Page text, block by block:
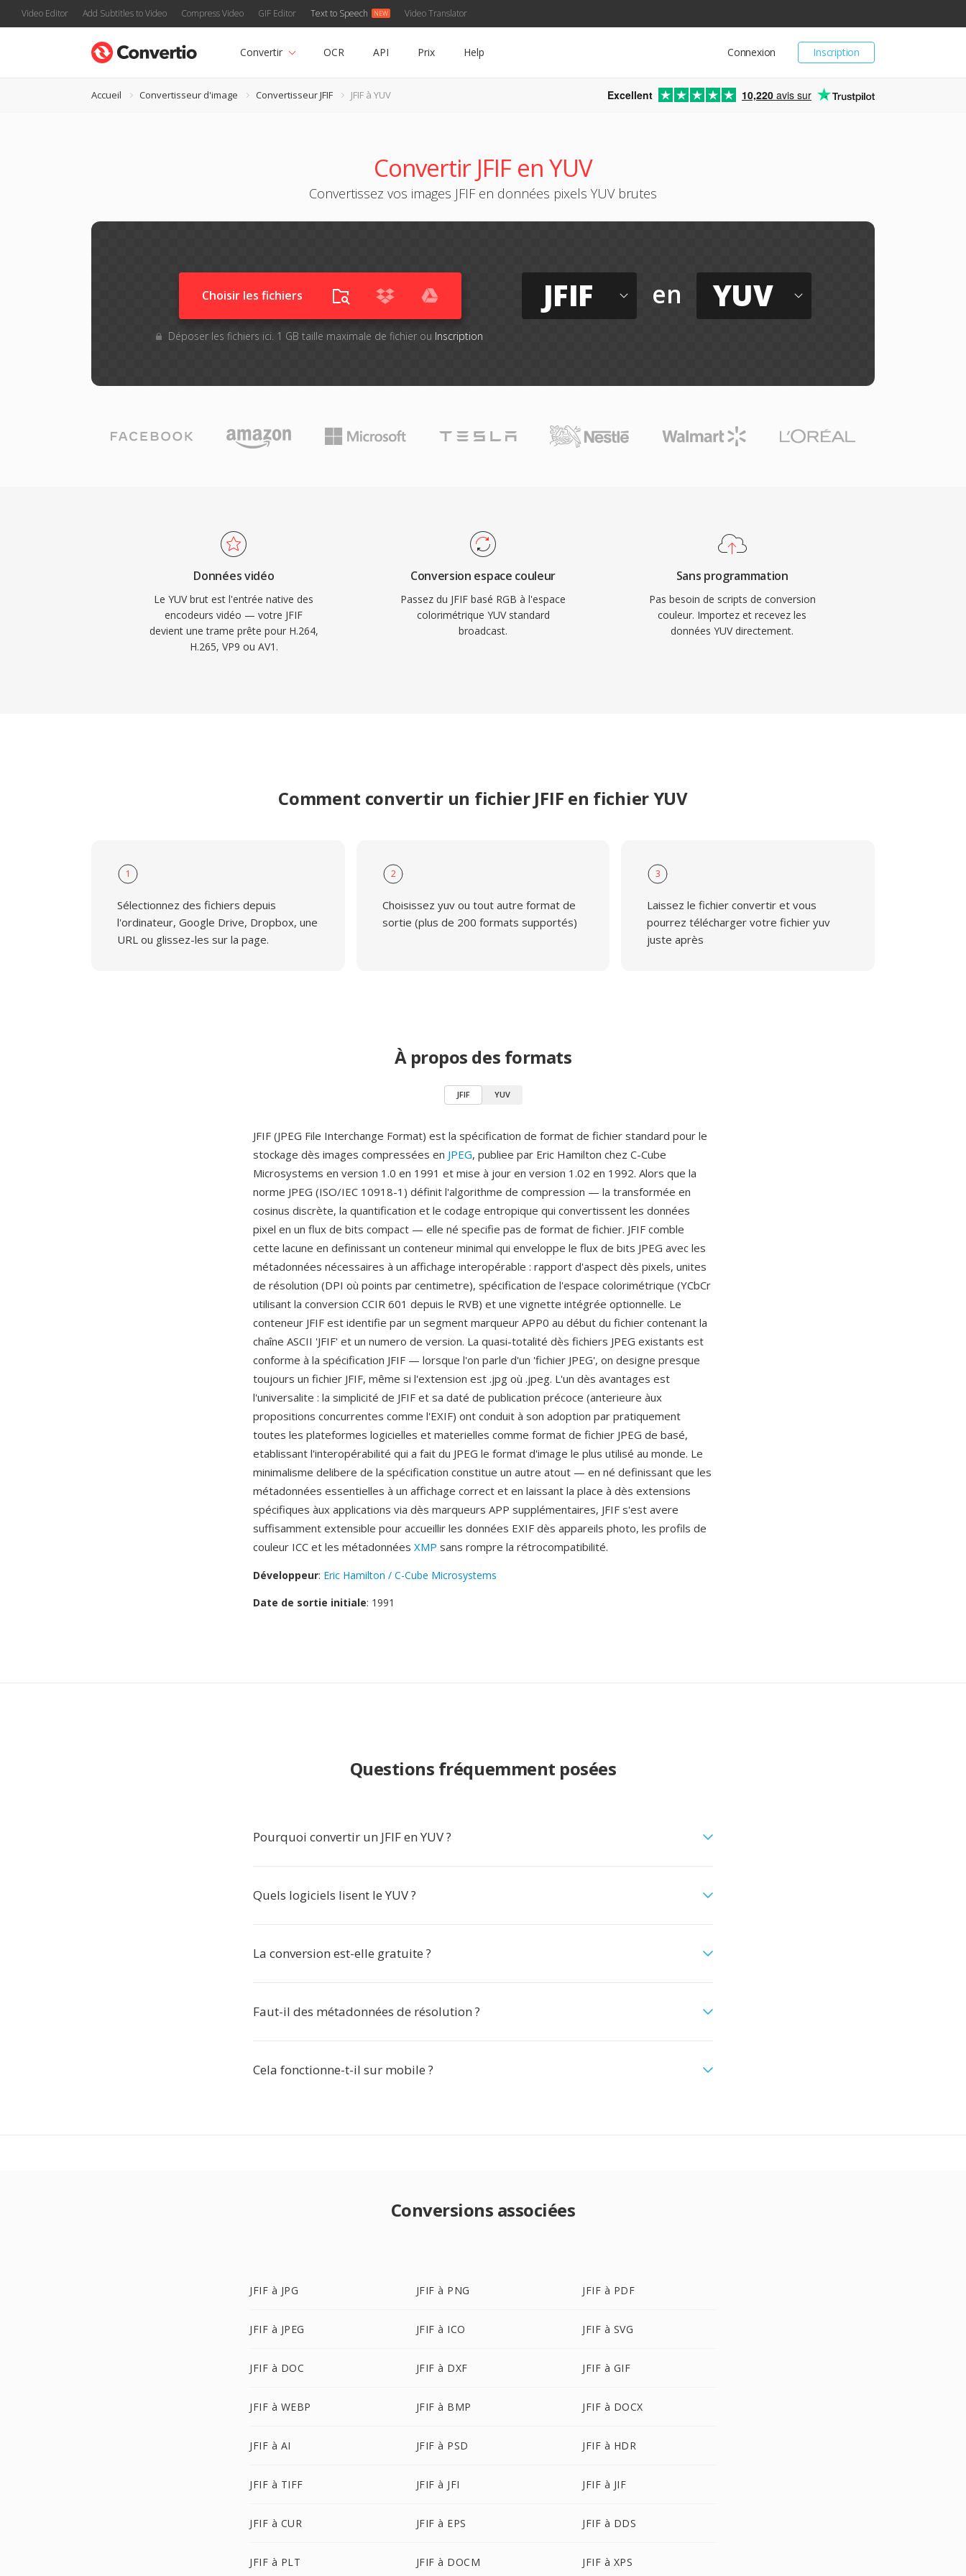
Video Editor Add Subtitles to Video Compress Video GIF Editor Text to Speech Video Translator
Inscription
Connexion
Convertir OCR API Prix Help
Accueil Convertisseur d'image Convertisseur JFIF JFIF à YUV Excellent 10,220 avis sur
Convertir JFIF en YUV
Convertissez vos images JFIF en données pixels YUV brutes
Choisir les fichiers
Déposer les fichiers ici. 1 GB taille maximale de fichier ou Inscription
JFIF en YUV
Données vidéo
Le YUV brut est l'entrée native des
encodeurs vidéo — votre JFIF
devient une trame prête pour H.264,
H.265, VP9 ou AV1.
Conversion espace couleur
Passez du JFIF basé RGB à l'espace
colorimétrique YUV standard
broadcast.
Sans programmation
Pas besoin de scripts de conversion
couleur. Importez et recevez les
données YUV directement.
Comment convertir un fichier JFIF en fichier YUV
1
Sélectionnez des fichiers depuis
l'ordinateur, Google Drive, Dropbox, une
URL ou glissez-les sur la page.
2
Choisissez yuv ou tout autre format de
sortie (plus de 200 formats supportés)
3
Laissez le fichier convertir et vous
pourrez télécharger votre fichier yuv
juste après
À propos des formats
JFIF YUV
JFIF (JPEG File Interchange Format) est la spécification de format de fichier standard pour le
stockage dès images compressées en JPEG, publiee par Eric Hamilton chez C-Cube
Microsystems en version 1.0 en 1991 et mise à jour en version 1.02 en 1992. Alors que la
norme JPEG (ISO/IEC 10918-1) définit l'algorithme de compression — la transformée en
cosinus discrète, la quantification et le codage entropique qui convertissent les données
pixel en un flux de bits compact — elle né specifie pas de format de fichier. JFIF comble
cette lacune en definissant un conteneur minimal qui enveloppe le flux de bits JPEG avec les
métadonnées nécessaires à un affichage interopérable : rapport d'aspect dès pixels, unites
de résolution (DPI où points par centimetre), spécification de l'espace colorimétrique (YCbCr
utilisant la conversion CCIR 601 depuis le RVB) et une vignette intégrée optionnelle. Le
conteneur JFIF est identifie par un segment marqueur APP0 au début du fichier contenant la
chaîne ASCII 'JFIF' et un numero de version. La quasi-totalité dès fichiers JPEG existants est
conforme à la spécification JFIF — lorsque l'on parle d'un 'fichier JPEG', on designe presque
toujours un fichier JFIF, même si l'extension est .jpg où .jpeg. L'un dès avantages est
l'universalite : la simplicité de JFIF et sa daté de publication précoce (anterieure àux
propositions concurrentes comme l'EXIF) ont conduit à son adoption par pratiquement
toutes les plateformes logicielles et materielles comme format de fichier JPEG de basé,
etablissant l'interopérabilité qui a fait du JPEG le format d'image le plus utilisé au monde. Le
minimalisme delibere de la spécification constitue un autre atout — en né definissant que les
métadonnées essentielles à un affichage correct et en laissant la place à dès extensions
spécifiques àux applications via dès marqueurs APP supplémentaires, JFIF s'est avere
suffisamment extensible pour accueillir les données EXIF dès appareils photo, les profils de
couleur ICC et les métadonnées XMP sans rompre la rétrocompatibilité.
Développeur: Eric Hamilton / C-Cube Microsystems
Date de sortie initiale: 1991
Questions fréquemment posées
Pourquoi convertir un JFIF en YUV ?
Quels logiciels lisent le YUV ?
La conversion est-elle gratuite ?
Faut-il des métadonnées de résolution ?
Cela fonctionne-t-il sur mobile ?
Conversions associées
JFIF à JPG JFIF à PNG JFIF à PDF
JFIF à JPEG JFIF à ICO JFIF à SVG
JFIF à DOC JFIF à DXF JFIF à GIF
JFIF à WEBP JFIF à BMP JFIF à DOCX
JFIF à AI JFIF à PSD JFIF à HDR
JFIF à TIFF JFIF à JFI JFIF à JIF
JFIF à CUR JFIF à EPS JFIF à DDS
JFIF à PLT JFIF à DOCM JFIF à XPS